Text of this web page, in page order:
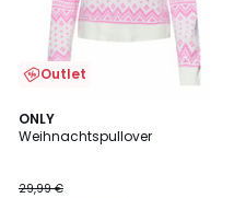
Outlet
ONLY
Weihnachtspullover
29,99 €
5
/
2
Farben